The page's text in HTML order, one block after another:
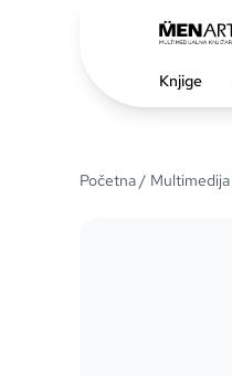
Knjige
Početna/ Multimedija